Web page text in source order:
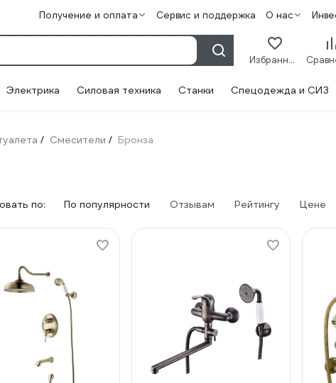
Получение и оплата Сервис и поддержка О нас
Избранное
Электрика Силовая техника Станки Спецодежда и СИЗ
/ Смесители / Бронза
по: По популярности Отзывам Рейтингу Цене